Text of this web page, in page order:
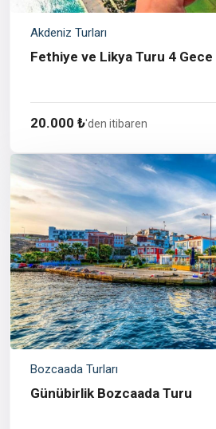
Akdeniz Turları
Fethiye ve Likya Turu 4 Gece
20.000 ₺'den itibaren
Bozcaada Turları
Günübirlik Bozcaada Turu